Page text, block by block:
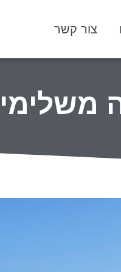
צור קשר